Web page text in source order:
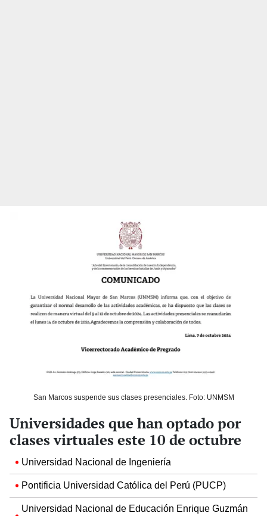
San Marcos suspende sus clases presenciales. Foto: UNMSM
Universidades que han optado por
clases virtuales este 10 de octubre
Universidad Nacional de Ingeniería
Pontificia Universidad Católica del Perú (PUCP)
Universidad Nacional de Educación Enrique Guzmán